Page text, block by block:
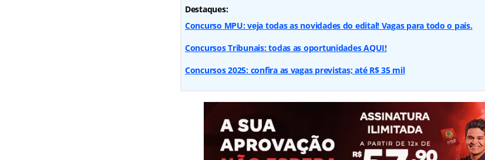
Destaques:
Concurso MPU: veja todas as novidades do edital! Vagas para todo o país.
Concursos Tribunais: todas as oportunidades AQUI!
Concursos 2025: confira as vagas previstas; até R$ 35 mil